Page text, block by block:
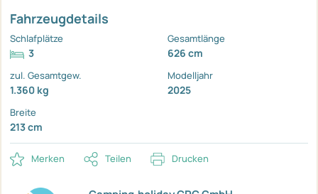
Fahrzeugdetails
Schlafplätze
3
Gesamtlänge
626 cm
zul. Gesamtgew.
1.360 kg
Modelljahr
2025
Breite
213 cm
Merken Teilen Drucken